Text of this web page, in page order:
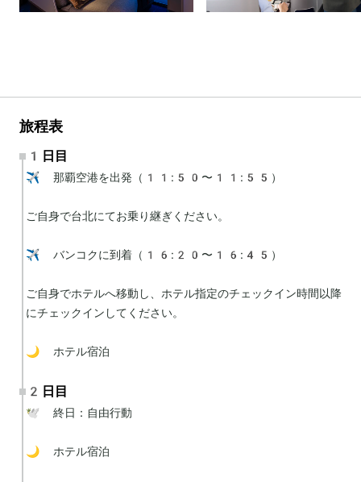
旅程表
1日目
✈️ 那覇空港を出発（11:50〜11:55）
ご自身で台北にてお乗り継ぎください。
✈️ バンコクに到着（16:20〜16:45）
ご自身でホテルへ移動し、ホテル指定のチェックイン時間以降
にチェックインしてください。
🌙 ホテル宿泊
2日目
🕊 終日：自由行動
🌙 ホテル宿泊